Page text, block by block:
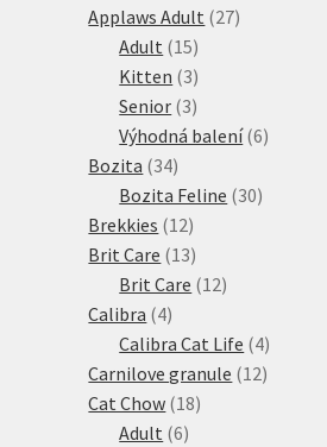
Applaws Adult 2727
Adult 1515
produktů
Kitten 33
produkty
Senior 33
produkty
Výhodná balení 66
Bozita 3434
produktů
Bozita Feline 3030
Brekkies 1212
produktů
Brit Care 1313
produktů
Brit Care 1212
Calibra 44
produkty
Calibra Cat Life 44
produkty
Carnilove granule 1212
Cat Chow 1818
Adult 66